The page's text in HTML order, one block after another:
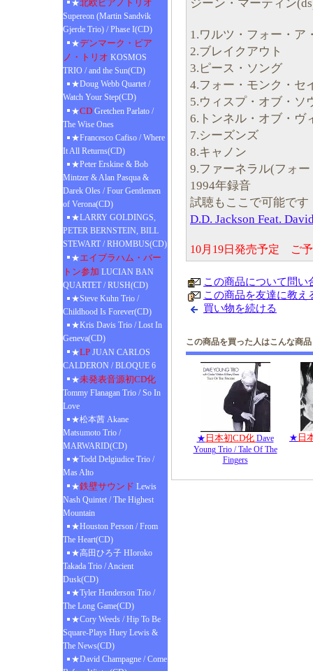
★北欧ピアノトリオ
Supereon (Martin Sandvik
Gjerde Trio) / Phase I(CD)
★デンマーク・ピア
ノ・トリオ KOSMOS
TRIO / and the Sun(CD)
★Doug Webb Quartet /
Watch Your Step(CD)
★CD Gretchen Parlato /
The Wise Ones
★Francesco Cafiso / Where
It All Returns(CD)
★Peter Erskine & Bob
Mintzer & Alan Pasqua &
Darek Oles / Four Gentlemen
of Verona(CD)
★LARRY GOLDINGS,
PETER BERNSTEIN, BILL
STEWART / RHOMBUS(CD)
★エイブラハム・バー
トン参加 LUCIAN BAN
QUARTET / RUSH(CD)
★Steve Kuhn Trio /
Childhood Is Forever(CD)
★Kris Davis Trio / Lost In
Geneva(CD)
★LP JUAN CARLOS
CALDERON / BLOQUE 6
★未発表音源初CD化
Tommy Flanagan Trio / So In
Love
★松本茜 Akane
Matsumoto Trio /
MARWARID(CD)
★Todd Delgiudice Trio /
Mas Alto
★鉄壁サウンド Lewis
Nash Quintet / The Highest
Mountain
★Houston Person / From
The Heart(CD)
★高田ひろ子 HIoroko
Takada Trio / Ancient
Dusk(CD)
★Tyler Henderson Trio /
The Long Game(CD)
★Cory Weeds / Hip To Be
Square-Plays Huey Lewis &
The News(CD)
★David Champagne / Come
ジーン・マーティン
1.ワルツ・フォー・ア
2.ブレイクアウト
3.ピース・ソング
4.フォー・モンク・セ
5.ウィスプ・オブ・ソ
6.トンネル・オブ・ヴ
7.シーズンズ
8.キャノン
9.ファーネラル(フォ
1994年録音
試聴もここで可能です
D.D. Jackson Feat.
10月19日発売予定 ご
この商品について問い
この商品を友達に教え
買い物を続ける
この商品を買った人はこんな商
★ 日本初CD化 Dave
Young Trio / Tale Of The
Fingers
★ 日